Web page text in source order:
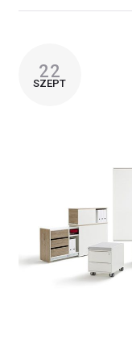
22
SZEPT